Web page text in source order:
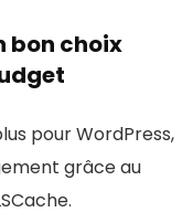
bon choix
pour WordPress,
grâce au